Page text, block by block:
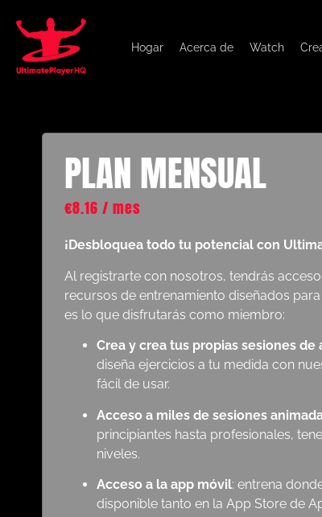
Hogar Acerca de Watch
PLAN MENSUAL
€8.16 / mes
¡Desbloquea todo tu potencial con
Al registrarte con nosotros, tendrás
recursos de entrenamiento diseñados
es lo que disfrutarás como miembro:
Crea y crea tus propias sesiones
diseña ejercicios a tu medida con
fácil de usar.
Acceso a miles de sesiones
principiantes hasta profesionales,
niveles.
Acceso a la app móvil: entrena
disponible tanto en la App Store de